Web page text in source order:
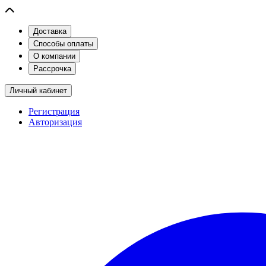
Доставка
Способы оплаты
О компании
Рассрочка
Личный кабинет
Регистрация
Авторизация